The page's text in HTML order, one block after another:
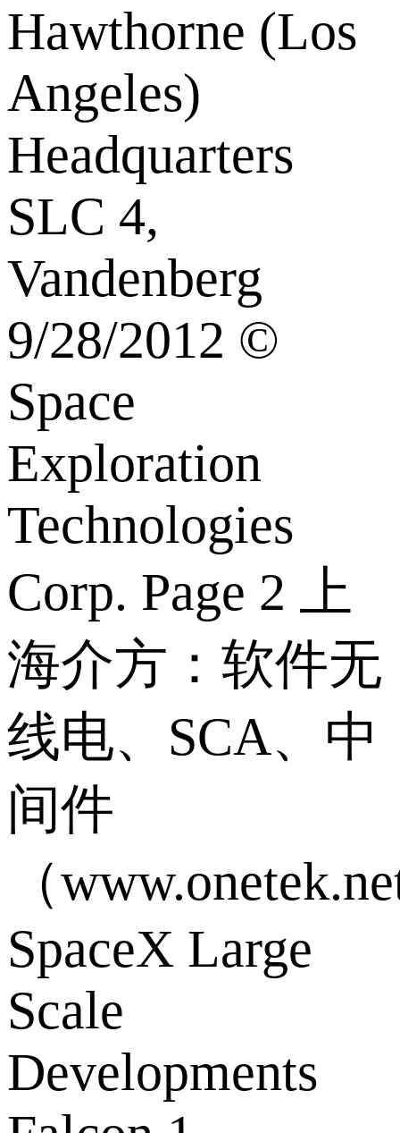
Hawthorne (Los
Angeles)
Headquarters
SLC 4,
Vandenberg
9/28/2012 ©
Space
Exploration
Technologies
Corp. Page 2 上
海介方：软件无
线电、SCA、中
间件
（
SpaceX Large
Scale
Developments